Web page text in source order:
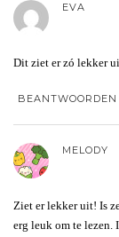
EVA
Dit ziet er zó lekker
BEANTWOORDEN
MELODY
Ziet er lekker uit! Is
erg leuk om te lezen.